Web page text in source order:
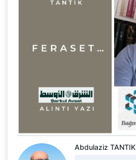
Abdulaziz TANTIK